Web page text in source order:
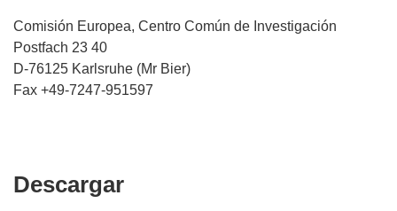
Comisión Europea, Centro Común de Investigación
Postfach 23 40
D-76125 Karlsruhe (Mr Bier)
Fax +49-7247-951597
DescargarDescargar